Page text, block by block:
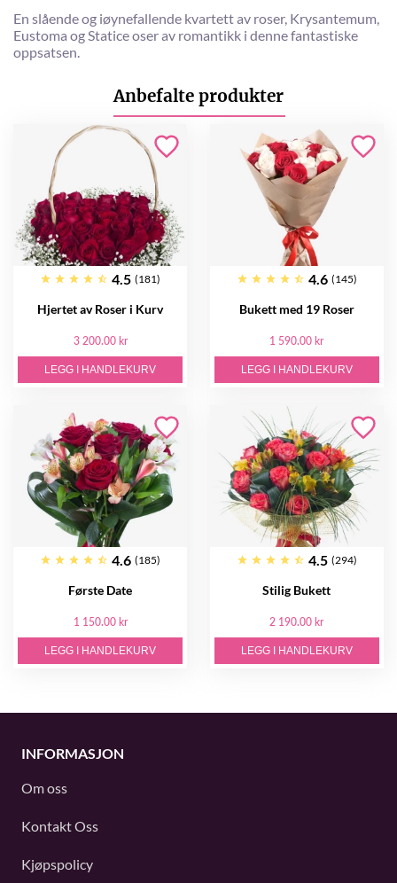
En slående og iøynefallende kvartett av roser, Krysantemum,
Eustoma og Statice oser av romantikk i denne fantastiske
oppsatsen.
Anbefalte produkter
4.5 (181)
Hjertet av Roser i Kurv
3 200.00 kr
LEGG I HANDLEKURV
4.6 (145)
Bukett med 19 Roser
1 590.00 kr
LEGG I HANDLEKURV
4.6 (185)
Første Date
1 150.00 kr
LEGG I HANDLEKURV
4.5 (294)
Stilig Bukett
2 190.00 kr
LEGG I HANDLEKURV
INFORMASJON
Om oss
Kontakt Oss
Kjøpspolicy